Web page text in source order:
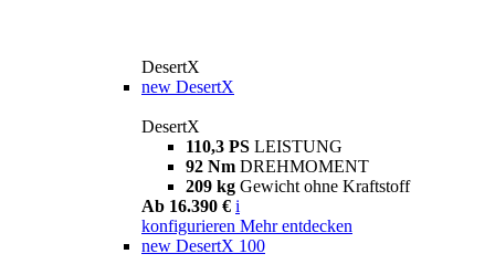
DesertX
new DesertX
DesertX
110,3 PS LEISTUNG
92 Nm DREHMOMENT
209 kg Gewicht ohne Kraftstoff
Ab 16.390 € i
konfigurieren Mehr entdecken
new DesertX 100